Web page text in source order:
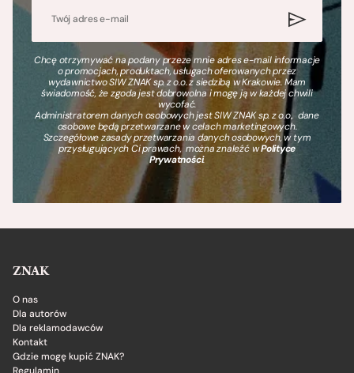
Chcę otrzymywać na podany przeze mnie adres e-mail informacje
o promocjach, produktach, usługach oferowanych przez
wydawnictwo SIW ZNAK sp. z o.o. z siedzibą w Krakowie. Mam
świadomość, że zgoda jest dobrowolna i mogę ją w każdej chwili
wycofać.
Administratorem danych osobowych jest SIW ZNAK sp. z o.o., dane
osobowe będą przetwarzane w celach marketingowych.
Szczegółowe zasady przetwarzania danych osobowych, w tym
przysługujących Ci prawach, można znaleźć wPolityce
Prywatności.
ZNAK
O nas
Dla autorów
Dla reklamodawców
Kontakt
Gdzie mogę kupić ZNAK?